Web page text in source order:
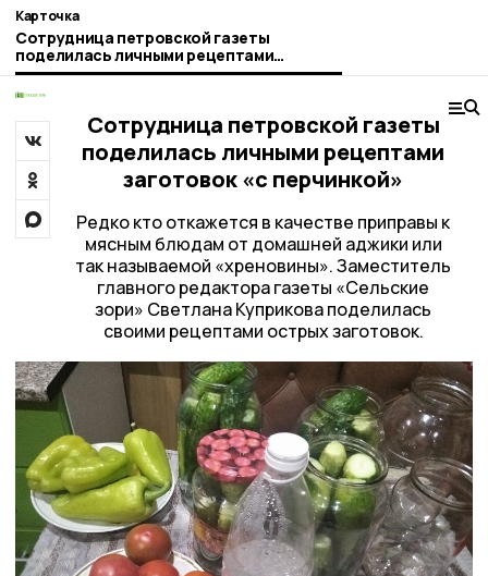
Карточка
Сотрудница петровской газеты
поделилась личными рецептами
заготовок «с перчинкой»
Сотрудница петровской газеты
поделилась личными рецептами
заготовок «с перчинкой»
Редко кто откажется в качестве приправы к
мясным блюдам от домашней аджики или
так называемой «хреновины». Заместитель
главного редактора газеты «Сельские
зори» Светлана Куприкова поделилась
своими рецептами острых заготовок.